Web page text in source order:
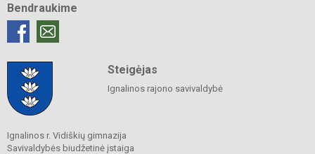
Bendraukime
Steigėjas
Ignalinos rajono savivaldybė
Ignalinos r. Vidiškių gimnazija
Savivaldybės biudžetinė įstaiga